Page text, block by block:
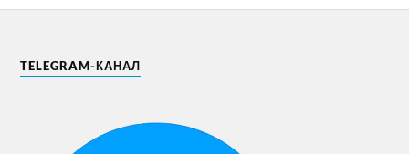
TELEGRAM-КАНАЛ